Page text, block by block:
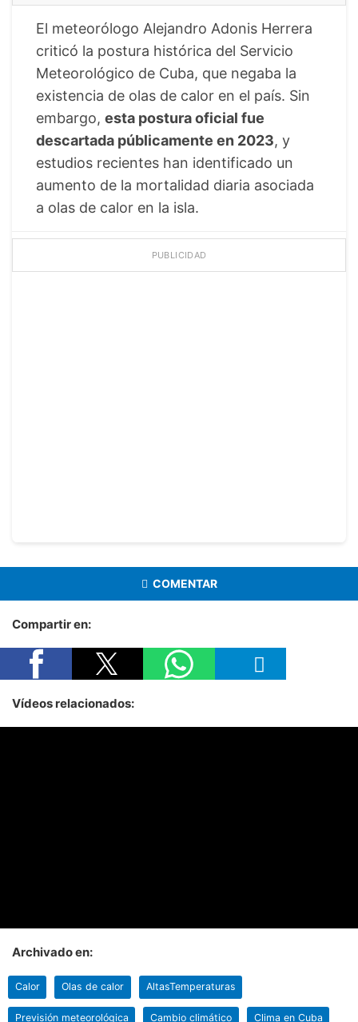
El meteorólogo Alejandro Adonis Herrera
criticó la postura histórica del Servicio
Meteorológico de Cuba, que negaba la
existencia de olas de calor en el país. Sin
embargo, esta postura oficial fue
descartada públicamente en 2023, y
estudios recientes han identificado un
aumento de la mortalidad diaria asociada
a olas de calor en la isla.
PUBLICIDAD
COMENTAR
Compartir en:
Vídeos relacionados:
Archivado en:
Calor Olas de calor AltasTemperaturas
Previsión meteorológica Cambio climático Clima en Cuba